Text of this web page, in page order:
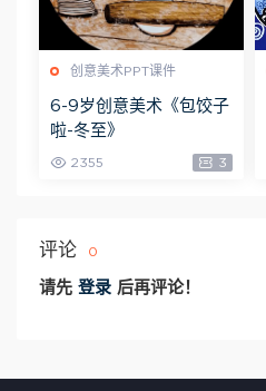
创意美术PPT课件
6-9岁创意美术《包饺子
啦-冬至》
2355 3
评论 0
请先 登录 后再评论！